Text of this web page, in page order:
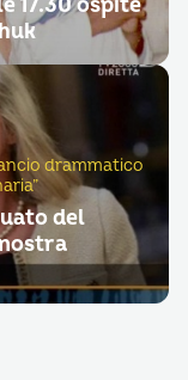
drammatico
del